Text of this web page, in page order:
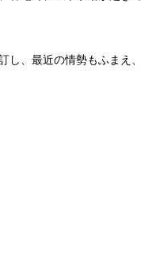
し、最近の情勢もふまえ、